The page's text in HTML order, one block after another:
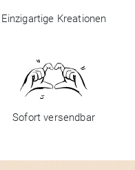
Einzigartige Kreationen
Sofort versendbar